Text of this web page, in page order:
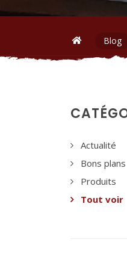
Blog
Actualité
Bons plans
Produits
Tout voir